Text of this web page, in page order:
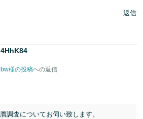
返信
様の投稿への返信
調査についてお伺い致します。